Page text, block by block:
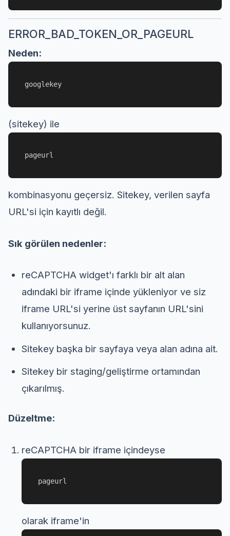
ERROR_BAD_TOKEN_OR_PAGEURL
Neden:
googlekey
(sitekey) ile
pageurl
kombinasyonu geçersiz. Sitekey, verilen sayfa
URL'si için kayıtlı değil.
Sık görülen nedenler:
reCAPTCHA widget'ı farklı bir alt alan
adındaki bir iframe içinde yükleniyor ve siz
iframe URL'si yerine üst sayfanın URL'sini
kullanıyorsunuz.
Sitekey başka bir sayfaya veya alan adına ait.
Sitekey bir staging/geliştirme ortamından
çıkarılmış.
Düzeltme:
reCAPTCHA bir iframe içindeyse
pageurl
olarak iframe'in